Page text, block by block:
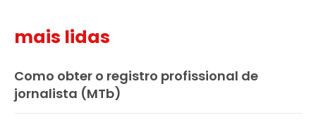
mais lidas
Como obter o registro profissional de
jornalista (MTb)